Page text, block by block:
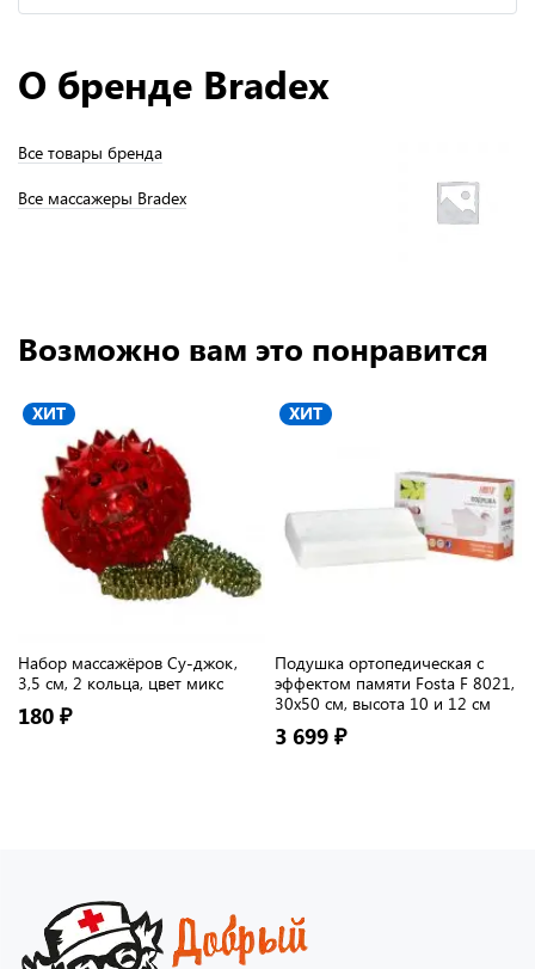
О бренде Bradex
Все товары бренда
Все массажеры Bradex
Возможно вам это понравится
ХИТ
Набор массажёров Су-джок,
3,5 см, 2 кольца, цвет микс
180 ₽
ХИТ
Подушка ортопедическая с
эффектом памяти Fosta F 8021,
30х50 см, высота 10 и 12 см
3 699 ₽